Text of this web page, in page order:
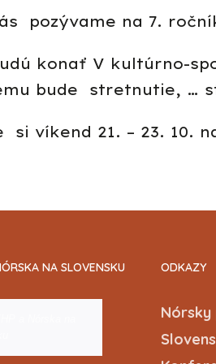
pozývame na 7.
konať V kultúrno-
bude stretnutie, …
si víkend 21. – 23. 10.
NA SLOVENSKU ODKAZY